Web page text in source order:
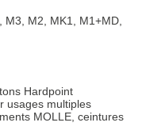
M2, MK1, M1+MD,
Hardpoint
usages multiples
MOLLE, ceintures